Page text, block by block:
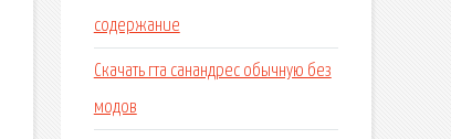
содержание
Скачать гта санандрес обычную без
модов